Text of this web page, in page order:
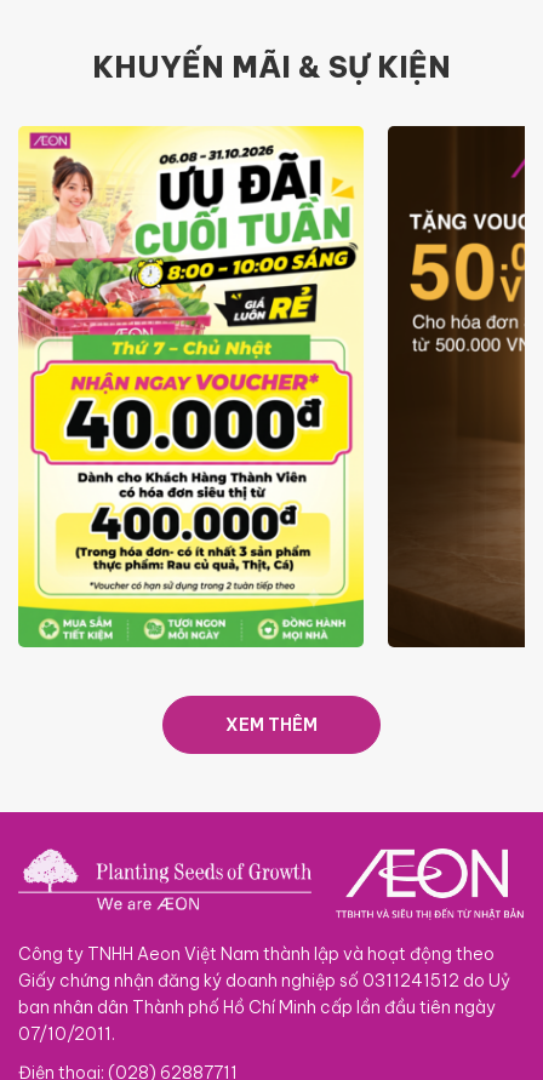
KHUYẾN MÃI & SỰ KIỆN
GIÁ LUÔN RẺ TỪ 6/8 - 31/10
ƯU
XEM THÊM
Công ty TNHH Aeon Việt Nam thành lập và hoạt động theo
Giấy chứng nhận đăng ký doanh nghiệp số 0311241512 do Uỷ
ban nhân dân Thành phố Hồ Chí Minh cấp lần đầu tiên ngày
07/10/2011.
Điện thoại: (028) 62887711